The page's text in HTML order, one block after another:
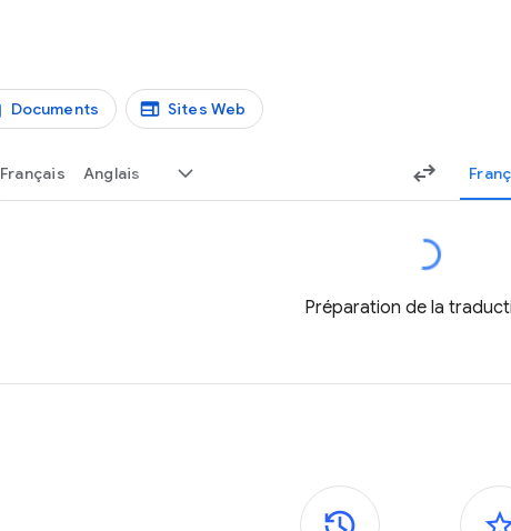
Documents Sites Web
Français Anglais
Préparation de la